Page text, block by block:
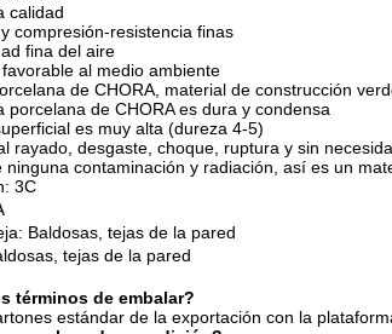
calidad
compresión-resistencia finas
fina del aire
al medio ambiente
de CHORA, material de construcción
porcelana de CHORA es dura y condensa
es muy alta (dureza 4-5)
rayado, desgaste, choque, ruptura y sin
ninguna contaminación y radiación, así es un
3C
Baldosas, tejas de la pared
tejas de la pared
términos de embalar?
estándar de la exportación con la